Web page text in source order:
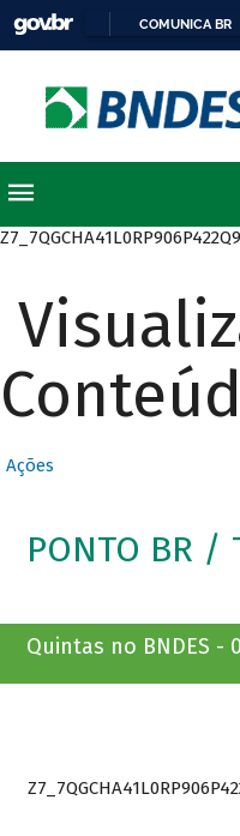
COMUNICA BR
Ações
PONTO BR
Quintas no BNDES -